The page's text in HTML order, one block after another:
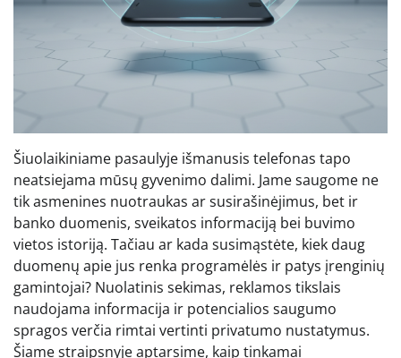
Šiuolaikiniame pasaulyje išmanusis telefonas tapo
neatsiejama mūsų gyvenimo dalimi. Jame saugome ne
tik asmenines nuotraukas ar susirašinėjimus, bet ir
banko duomenis, sveikatos informaciją bei buvimo
vietos istoriją. Tačiau ar kada susimąstėte, kiek daug
duomenų apie jus renka programėlės ir patys įrenginių
gamintojai? Nuolatinis sekimas, reklamos tikslais
naudojama informacija ir potencialios saugumo
spragos verčia rimtai vertinti privatumo nustatymus.
Šiame straipsnyje aptarsime, kaip tinkamai